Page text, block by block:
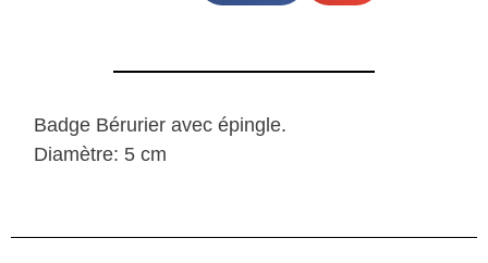
Badge Bérurier avec épingle.
Diamètre: 5 cm